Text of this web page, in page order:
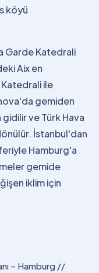
köyü
Garde Katedrali
Aix en
ile
gemiden
gidilir ve Türk Hava
İstanbul'dan
Hamburg'a
gemide
iklim için
– Hamburg //